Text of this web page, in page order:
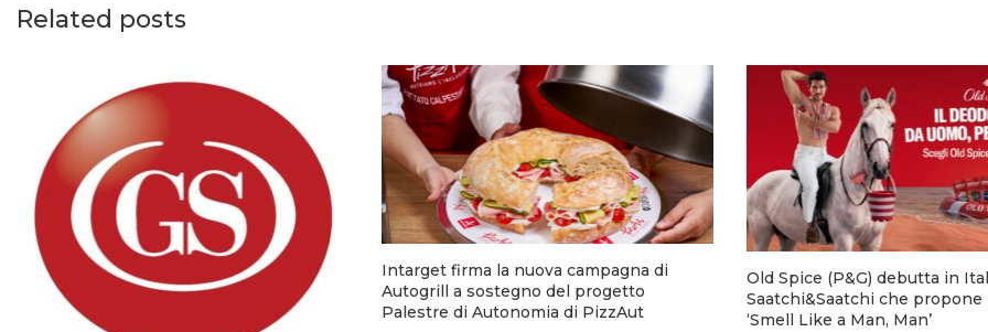
Related posts
Intarget firma la nuova campagna di
Autogrill a sostegno del progetto
Palestre di Autonomia di PizzAut
Old Spice (P&G) debutta in
Saatchi&Saatchi che propone
‘Smell Like a Man, Man’